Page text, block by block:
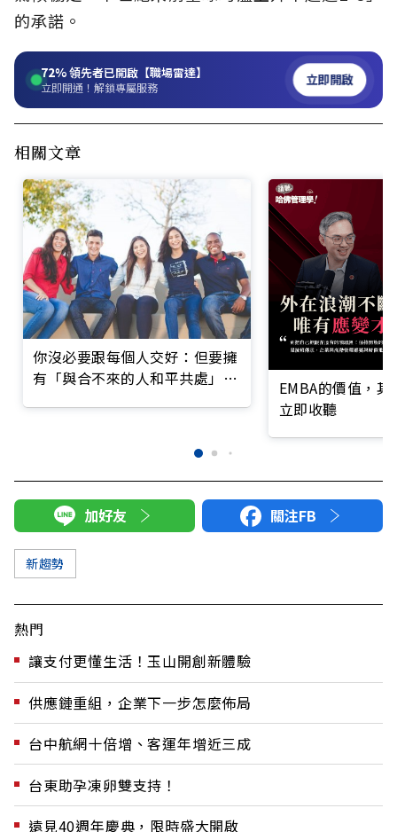
的承諾。
72%領先者已開啟【職場雷達】
立即開通！解鎖專屬服務 立即開啟
相關文章
你沒必要跟每個人交好：但要擁
有「與合不來的人和平共處」的
EMBA的價值，
立即收聽
加好友 關注FB
新趨勢
熱門
讓支付更懂生活！玉山開創新體驗
供應鏈重組，企業下一步怎麼佈局
台中航網十倍增、客運年增近三成
台東助孕凍卵雙支持！
遠見40週年慶典，限時盛大開啟